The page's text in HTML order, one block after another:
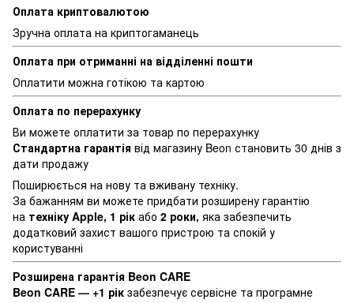
Оплата криптовалютою
Зручна оплата на криптогаманець
Оплата при отриманні на відділенні пошти
Оплатити можна готікою та картою
Оплата по перерахунку
Ви можете оплатити за товар по перерахунку
Стандартна гарантія від магазину Beon становить 30 днів з
дати продажу
Поширюється на нову та вживану техніку.
За бажанням ви можете придбати розширену гарантію
на техніку Apple, 1 рік або 2 роки, яка забезпечить
додатковий захист вашого пристрою та спокій у
користуванні
Розширена гарантія Beon CARE
Beon CARE — +1 рік забезпечує сервісне та програмне